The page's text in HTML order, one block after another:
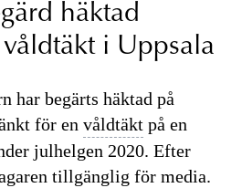
häktad
i Uppsala
har begärts häktad på
för en våldtäkt på en
julhelgen 2020. Efter
tillgänglig för media.